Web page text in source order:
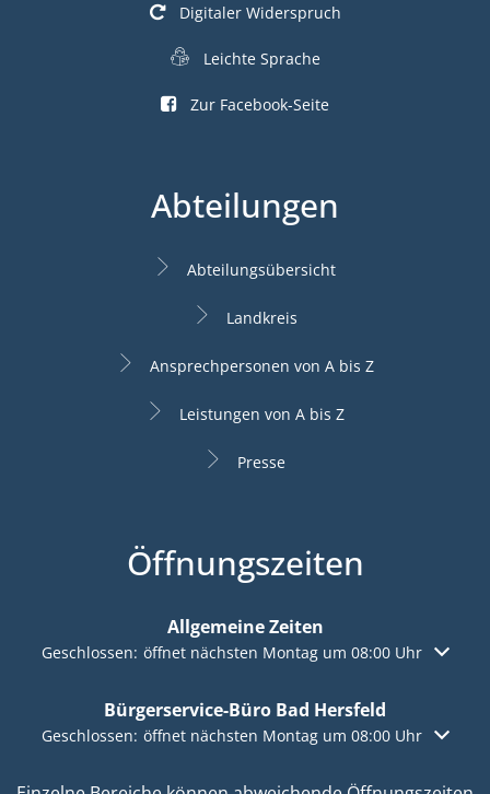
Digitaler Widerspruch
Leichte Sprache
Zur Facebook-Seite
Abteilungen
Abteilungsübersicht
Landkreis
Ansprechpersonen von A bis Z
Leistungen von A bis Z
Presse
Öffnungszeiten
Allgemeine Zeiten
Klicken, um weitere Öffnungs- oder Schließzeiten
Geschlossen: öffnet nächsten Montag um 08:00 Uhr
Bürgerservice-Büro Bad Hersfeld
Klicken, um weitere Öffnungs- oder Schließzeiten
Geschlossen: öffnet nächsten Montag um 08:00 Uhr